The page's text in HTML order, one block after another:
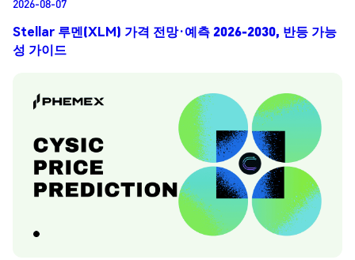
2026-08-07
Stellar 루멘(XLM) 가격 전망·예측 2026-2030, 반등 가능
성 가이드